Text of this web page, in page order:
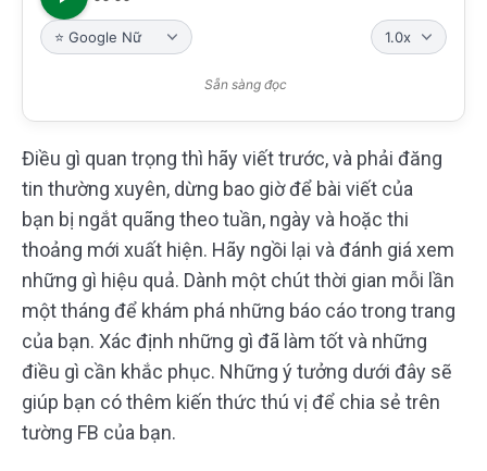
Sẵn sàng đọc
Điều gì quan trọng thì hãy viết trước, và phải đăng
tin thường xuyên, dừng bao giờ để bài viết của
bạn bị ngắt quãng theo tuần, ngày và hoặc thi
thoảng mới xuất hiện. Hãy ngồi lại và đánh giá xem
những gì hiệu quả. Dành một chút thời gian mỗi lần
một tháng để khám phá những báo cáo trong trang
của bạn. Xác định những gì đã làm tốt và những
điều gì cần khắc phục. Những ý tưởng dưới đây sẽ
giúp bạn có thêm kiến thức thú vị để chia sẻ trên
tường FB của bạn.